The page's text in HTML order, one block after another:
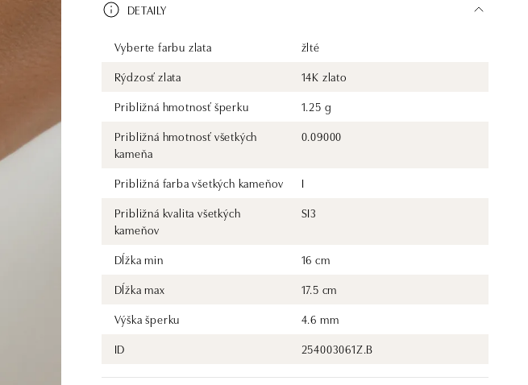
DETAILY
Vyberte farbu zlata
žlté
Rýdzosť zlata
14K zlato
Približná hmotnosť šperku
1.25 g
Približná hmotnosť všetkých
kameňa
0.09000
Približná farba všetkých kameňov
I
Približná kvalita všetkých
kameňov
SI3
Dĺžka min
16 cm
Dĺžka max
17.5 cm
Výška šperku
4.6 mm
ID
254003061Z.B